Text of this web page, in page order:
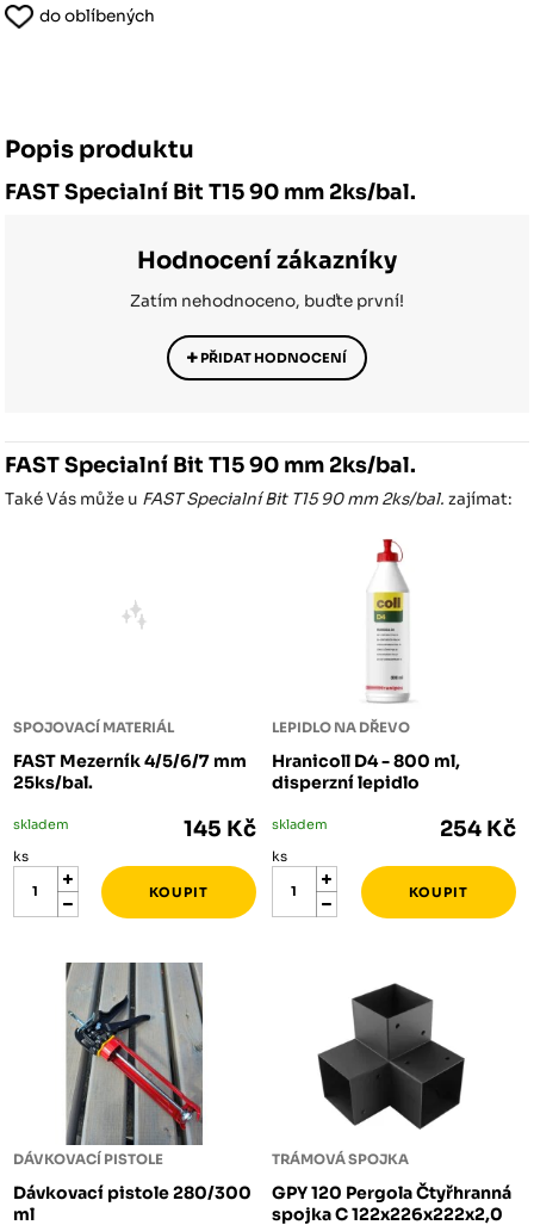
do oblíbených
Popis produktu
FAST Specialní Bit T15 90 mm 2ks/bal.
Hodnocení zákazníky
Zatím nehodnoceno, buďte první!
PŘIDAT HODNOCENÍ
FAST Specialní Bit T15 90 mm 2ks/bal.
Také Vás může u FAST Specialní Bit T15 90 mm 2ks/bal. zajímat:
SPOJOVACÍ MATERIÁL
FAST Mezerník 4/5/6/7 mm
25ks/bal.
skladem 145 Kč
ks
LEPIDLO NA DŘEVO
Hranicoll D4 - 800 ml,
disperzní lepidlo
skladem 254 Kč
ks
DÁVKOVACÍ PISTOLE
Dávkovací pistole 280/300
ml
TRÁMOVÁ SPOJKA
GPY 120 Pergola Čtyřhranná
spojka C 122x226x222x2,0